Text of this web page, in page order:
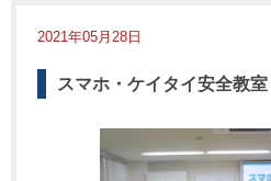
2021年05月28日
スマホ・ケイタイ安全教室